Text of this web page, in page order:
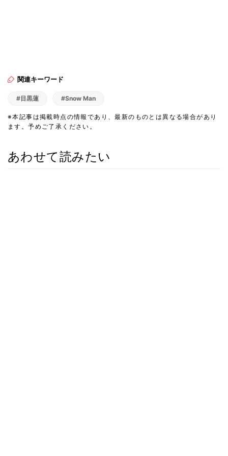
関連キーワード
#目黒蓮 #Snow Man
※本記事は掲載時点の情報であり、最新のものとは異なる場合があり
ます。予めご了承ください。
あわせて読みたい